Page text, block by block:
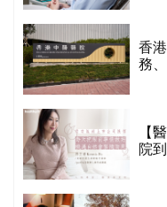
香
務
【
院